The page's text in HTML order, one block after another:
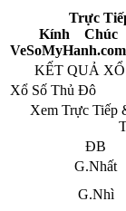
Trực
Kính Chúc
KẾT QUẢ
Xổ Số Thủ Đô
Xem Trực Tiếp
ĐB
G.Nhất
G.Nhì